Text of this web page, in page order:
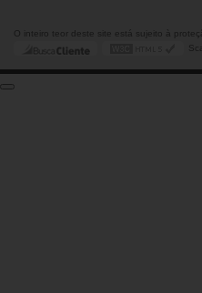
O inteiro teor deste site está sujeito à